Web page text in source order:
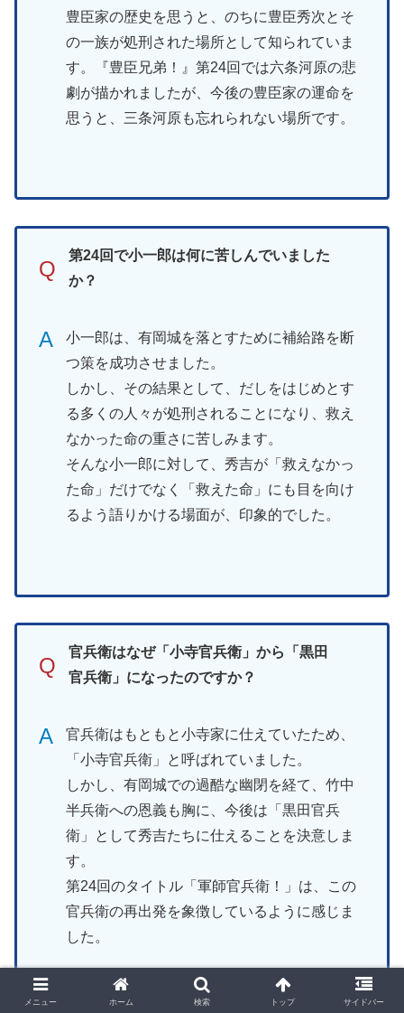
豊臣家の歴史を思うと、のちに豊臣秀次とそ
の一族が処刑された場所として知られていま
す。『豊臣兄弟！』第24回では六条河原の悲
劇が描かれましたが、今後の豊臣家の運命を
思うと、三条河原も忘れられない場所です。
Q
第24回で小一郎は何に苦しんでいました
か？
A
小一郎は、有岡城を落とすために補給路を断
つ策を成功させました。
しかし、その結果として、だしをはじめとす
る多くの人々が処刑されることになり、救え
なかった命の重さに苦しみます。
そんな小一郎に対して、秀吉が「救えなかっ
た命」だけでなく「救えた命」にも目を向け
るよう語りかける場面が、印象的でした。
Q
官兵衛はなぜ「小寺官兵衛」から「黒田
官兵衛」になったのですか？
A
官兵衛はもともと小寺家に仕えていたため、
「小寺官兵衛」と呼ばれていました。
しかし、有岡城での過酷な幽閉を経て、竹中
半兵衛への恩義も胸に、今後は「黒田官兵
衛」として秀吉たちに仕えることを決意しま
す。
第24回のタイトル「軍師官兵衛！」は、この
官兵衛の再出発を象徴しているように感じま
した。
メニュー ホーム 検索 トップ サイドバー